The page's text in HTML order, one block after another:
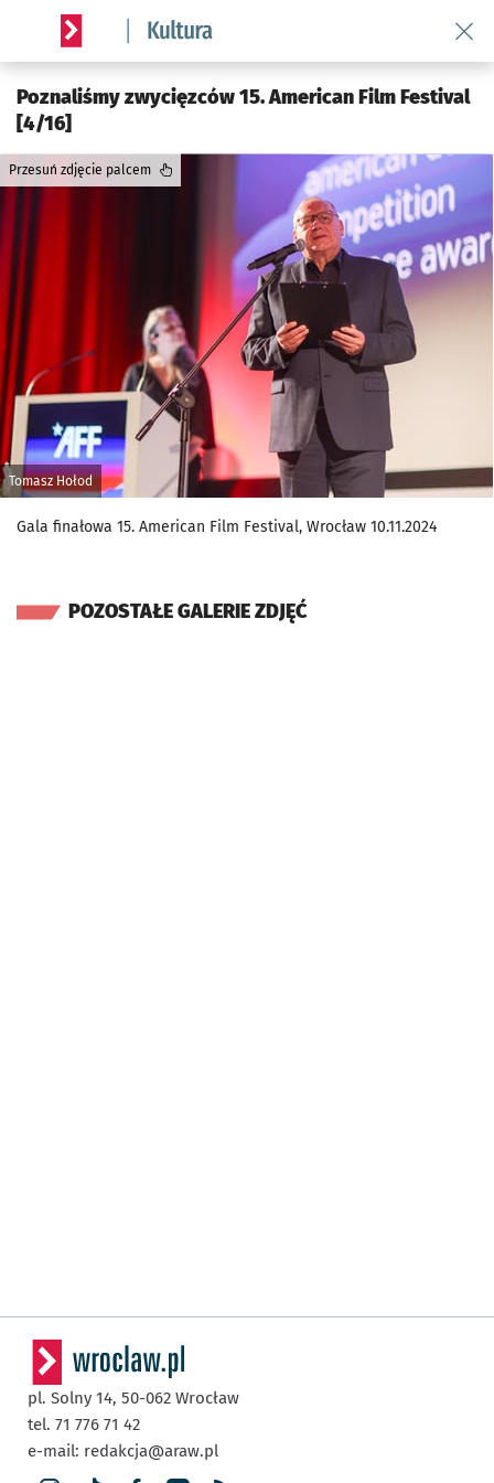
Serwis informacyjny wroclaw.pl podserwis: Kultura
Poznaliśmy zwycięzców 15. American Film Festival
[4/16]
Tomasz Hołod
Przesuń zdjęcie palcem
Gala finałowa 15. American Film Festival, Wrocław 10.11.2024
POZOSTAŁE GALERIE ZDJĘĆ
pl. Solny 14, 50-062 Wrocław
tel. 71 776 71 42
e-mail: redakcja@araw.pl